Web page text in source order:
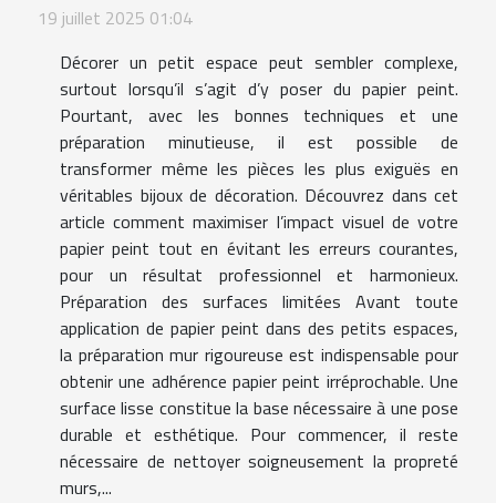
19 juillet 2025 01:04
Décorer un petit espace peut sembler complexe,
surtout lorsqu’il s’agit d’y poser du papier peint.
Pourtant, avec les bonnes techniques et une
préparation minutieuse, il est possible de
transformer même les pièces les plus exiguës en
véritables bijoux de décoration. Découvrez dans cet
article comment maximiser l’impact visuel de votre
papier peint tout en évitant les erreurs courantes,
pour un résultat professionnel et harmonieux.
Préparation des surfaces limitées Avant toute
application de papier peint dans des petits espaces,
la préparation mur rigoureuse est indispensable pour
obtenir une adhérence papier peint irréprochable. Une
surface lisse constitue la base nécessaire à une pose
durable et esthétique. Pour commencer, il reste
nécessaire de nettoyer soigneusement la propreté
murs,...